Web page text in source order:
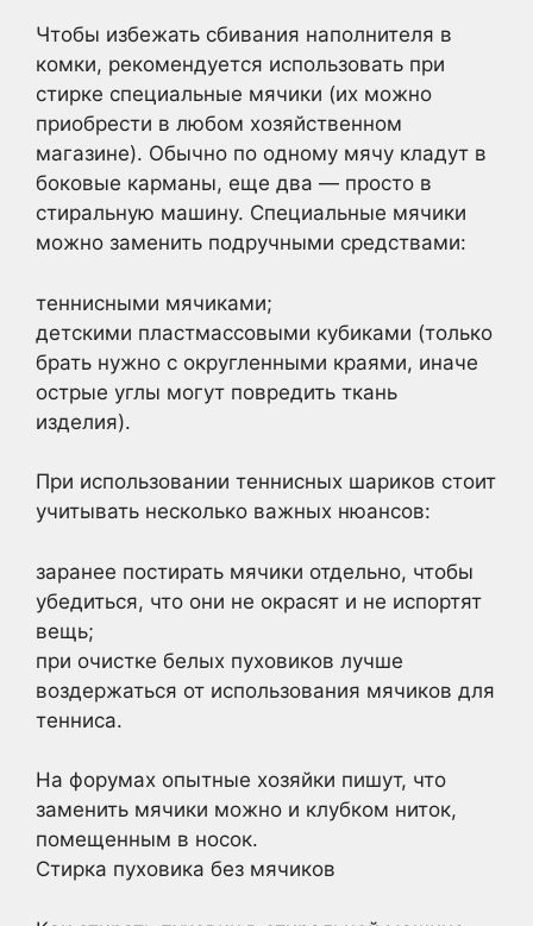
Чтобы избежать сбивания наполнителя в
комки, рекомендуется использовать при
стирке специальные мячики (их можно
приобрести в любом хозяйственном
магазине). Обычно по одному мячу кладут в
боковые карманы, еще два — просто в
стиральную машину. Специальные мячики
можно заменить подручными средствами:
теннисными мячиками;
детскими пластмассовыми кубиками (только
брать нужно с округленными краями, иначе
острые углы могут повредить ткань
изделия).
При использовании теннисных шариков стоит
учитывать несколько важных нюансов:
заранее постирать мячики отдельно, чтобы
убедиться, что они не окрасят и не испортят
вещь;
при очистке белых пуховиков лучше
воздержаться от использования мячиков для
тенниса.
На форумах опытные хозяйки пишут, что
заменить мячики можно и клубком ниток,
помещенным в носок.
Стирка пуховика без мячиков